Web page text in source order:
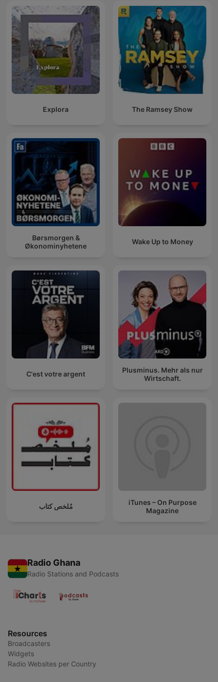
Explora The Ramsey Show
Børsmorgen &
Økonominyhetene
Wake Up to Money
C'est votre argent
Plusminus. Mehr als nur
Wirtschaft.
مُلخص كتاب
iTunes – On Purpose
Magazine
Radio Ghana
Radio Stations and Podcasts
Resources
Broadcasters
Widgets
Radio Websites per Country